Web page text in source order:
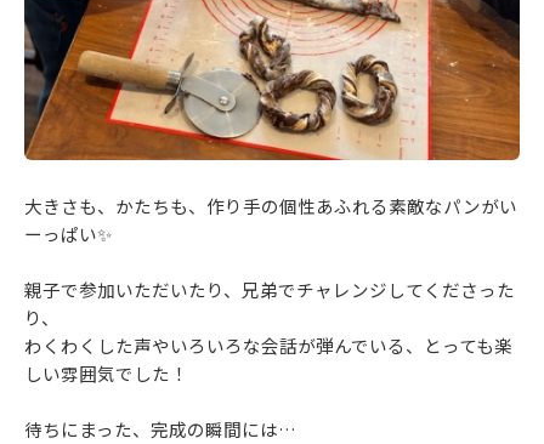
大きさも、かたちも、作り手の個性あふれる素敵なパンがい
ーっぱい✨
親子で参加いただいたり、兄弟でチャレンジしてくださった
り、
わくわくした声やいろいろな会話が弾んでいる、とっても楽
しい雰囲気でした！
待ちにまった、完成の瞬間には…